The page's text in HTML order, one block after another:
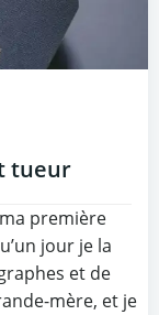
tueur
première
jour je la
et de
mère, et je